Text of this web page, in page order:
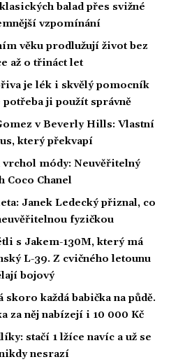
balad přes svižné
vzpomínání
věku prodlužují život bez
až o třináct let
je lék i skvělý pomocník
potřeba ji použít správně
v Beverly Hills: Vlastní
který překvapí
vrchol módy: Neuvěřitelný
Coco Chanel
Janek Ledecký přiznal, co
fyzičkou
s Jakem-130M, který má
L-39. Z cvičného letounu
bojový
každá babička na půdě.
za něj nabízejí i 10 000 Kč
stačí 1 lžíce navíc a už se
nesrazí